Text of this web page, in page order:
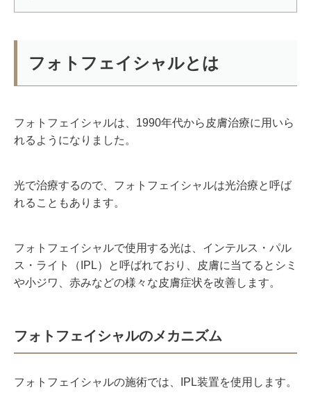
フォトフェイシャルとは
フォトフェイシャルは、 1990年代から皮膚治療に用いら
れるようになりました。
光で治療するので、フォトフェイシャルは光治療と呼ば
れることもあります。
フォトフェイシャルで使用する光は、インテルス・パル
ス・ライト（ IPL）と呼ばれており、皮膚に当てるとシミ
や小ジワ、赤みなどの様々な皮膚症状を改善します。
フォトフェイシャルのメカニズム
フォトフェイシャルの施術では、 IPL装置を使用します。